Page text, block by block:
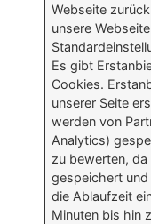
Webseite
unsere
Es gibt
Cookies.
unserer Seite
werden von
Analytics)
zu bewerten,
gespeichert
die Ablaufzeit
Minuten bis hin